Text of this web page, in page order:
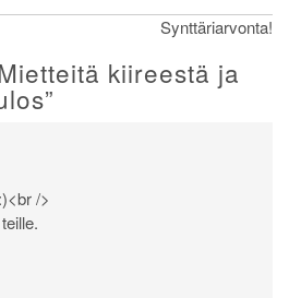
Synttäriarvonta!
kiireestä ja
”
/>